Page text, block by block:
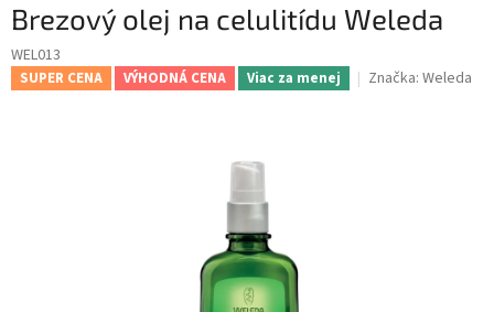
Brezový olej na celulitídu Weleda
WEL013
SUPER CENA VÝHODNÁ CENA Viac za menej Značka: Weleda